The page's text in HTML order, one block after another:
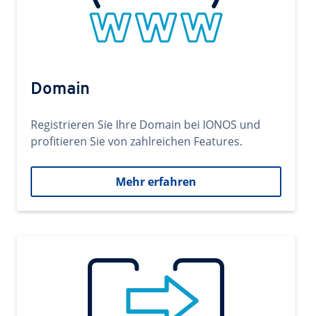
Domain
Registrieren Sie Ihre Domain bei IONOS und
profitieren Sie von zahlreichen Features.
Mehr erfahren